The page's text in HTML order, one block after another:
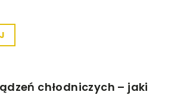
chłodniczych – jaki